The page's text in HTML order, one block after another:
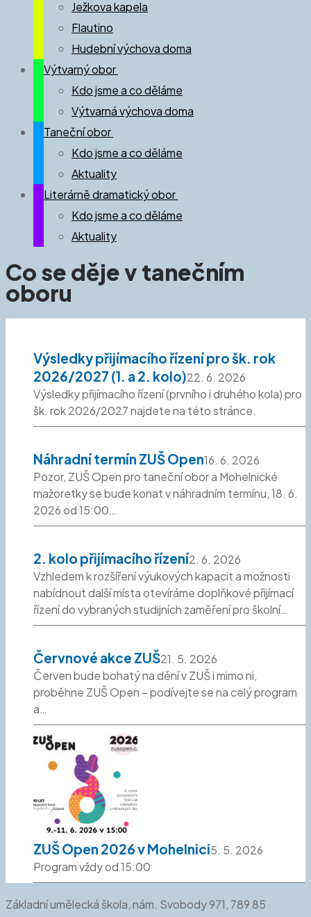
Ježkova kapela
Flautino
Hudební výchova doma
Výtvarný obor
Kdo jsme a co děláme
Výtvarná výchova doma
Taneční obor
Kdo jsme a co děláme
Aktuality
Literárně dramatický obor
Kdo jsme a co děláme
Aktuality
Co se děje v tanečním
oboru
Výsledky přijímacího řízení pro šk. rok
2026/2027 (1. a 2. kolo)22. 6. 2026
Výsledky přijímacího řízení (prvního i druhého kola) pro
šk. rok 2026/2027 najdete na této stránce.
Náhradní termín ZUŠ Open16. 6. 2026
Pozor, ZUŠ Open pro taneční obor a Mohelnické
mažoretky se bude konat v náhradním termínu, 18. 6.
2026 od 15:00…
2. kolo přijímacího řízení2. 6. 2026
Vzhledem k rozšíření výukových kapacit a možnosti
nabídnout další místa otevíráme doplňkové přijímací
řízení do vybraných studijních zaměření pro školní…
Červnové akce ZUŠ21. 5. 2026
Červen bude bohatý na dění v ZUŠ i mimo ni,
proběhne ZUŠ Open – podívejte se na celý program
a…
ZUŠ Open 2026 v Mohelnici5. 5. 2026
Program vždy od 15:00
Základní umělecká škola, nám. Svobody 971, 789 85